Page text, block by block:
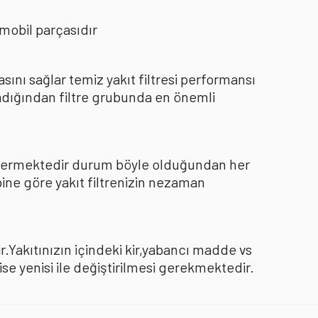
parçasıdır
sağlar temiz yakıt filtresi performansı
filtre grubunda en önemli
durum böyle olduğundan her
göre yakıt filtrenizin nezaman
içindeki kir,yabancı madde vs
yenisi ile değiştirilmesi gerekmektedir.